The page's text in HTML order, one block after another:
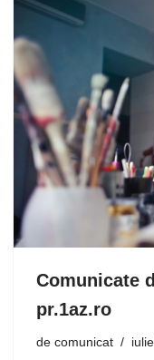
Comunicate
pr.1az.ro
de comunicat